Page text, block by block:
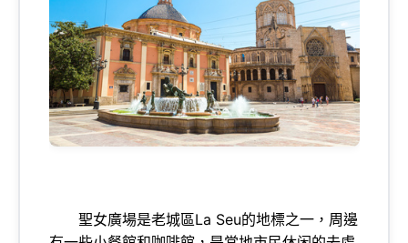
聖女廣場是老城區La Seu的地標之一，周邊